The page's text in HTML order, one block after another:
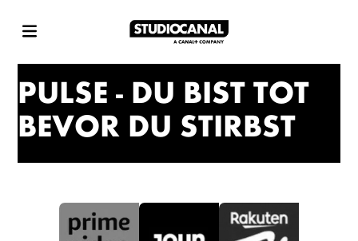
PULSE - DU BIST TOT
BEVOR DU STIRBST